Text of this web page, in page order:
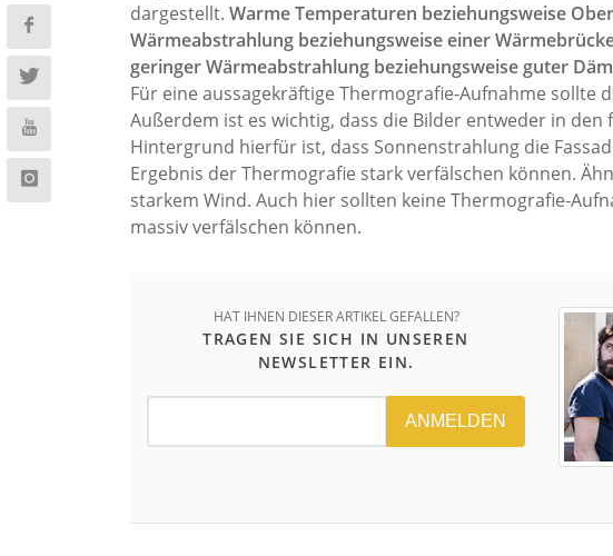
dargestellt. Warme Temperaturen beziehungsweise
Wärmeabstrahlung beziehungsweise einer
geringer Wärmeabstrahlung beziehungsweise guter
Für eine aussagekräftige Thermografie-Aufnahme sollte
Außerdem ist es wichtig, dass die Bilder entweder in
Hintergrund hierfür ist, dass Sonnenstrahlung die
Ergebnis der Thermografie stark verfälschen können.
starkem Wind. Auch hier sollten keine Thermografie-
massiv verfälschen können.
HAT IHNEN DIESER ARTIKEL GEFALLEN?
TRAGEN SIE SICH IN UNSEREN
NEWSLETTER EIN.
ANMELDEN